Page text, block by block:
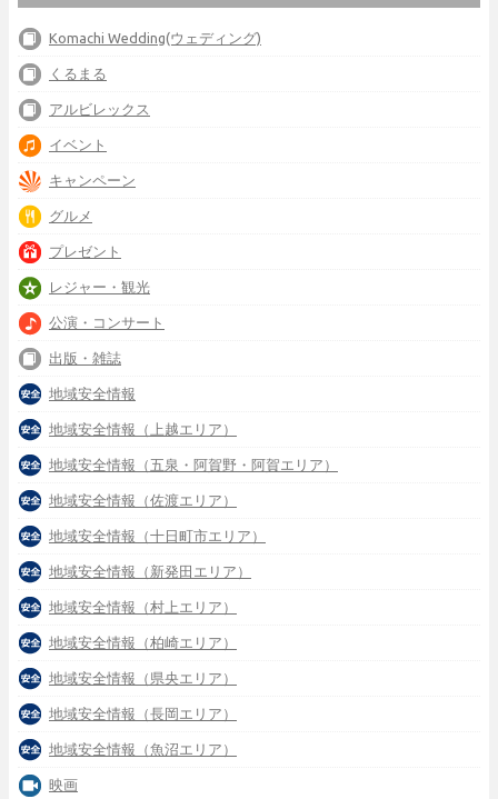
Komachi Wedding(ウェディング)
くるまる
アルビレックス
イベント
キャンペーン
グルメ
プレゼント
レジャー・観光
公演・コンサート
出版・雑誌
地域安全情報
地域安全情報（上越エリア）
地域安全情報（五泉・阿賀野・阿賀エリア）
地域安全情報（佐渡エリア）
地域安全情報（十日町市エリア）
地域安全情報（新発田エリア）
地域安全情報（村上エリア）
地域安全情報（柏崎エリア）
地域安全情報（県央エリア）
地域安全情報（長岡エリア）
地域安全情報（魚沼エリア）
映画